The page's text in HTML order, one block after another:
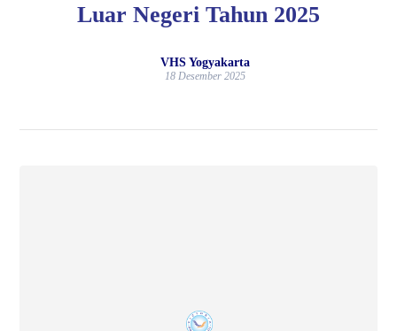
Luar Negeri Tahun 2025
VHS Yogyakarta
18 Desember 2025